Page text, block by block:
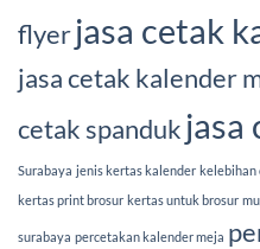
flyerjasa cetak
jasa cetak kalender
cetak spanduk jasa
Surabaya jenis kertas kalender kelebihan
kertas print brosur kertas untuk brosur
surabaya percetakan kalender meja